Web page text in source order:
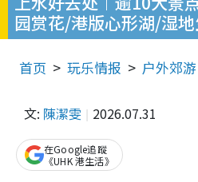
园赏花/港版心形湖/湿
首页 玩乐情报 户外郊游
文: 陳潔雯 2026.07.31
在Google追蹤
《UHK 港生活》